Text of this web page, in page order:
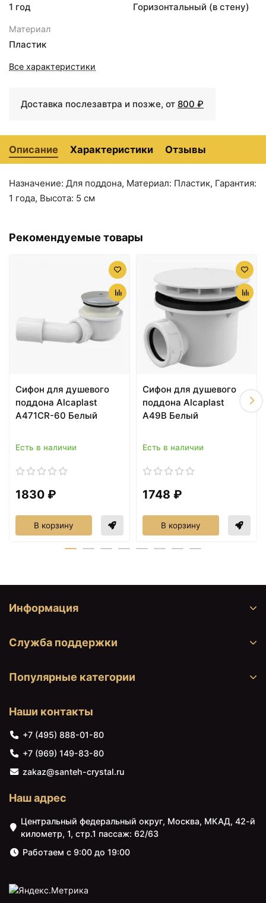
1 год Горизонтальный (в стену)
Материал
Пластик
Все характеристики
Доставка послезавтра и позже, от 800 ₽
Описание Характеристики Отзывы
Назначение: Для поддона, Материал: Пластик, Гарантия:
1 года, Высота: 5 см
Рекомендуемые товары
Сифон для душевого
поддона Alcaplast
A471CR-60 Белый
Есть в наличии
1830 ₽
В корзину
Сифон для душевого
поддона Alcaplast
A49B Белый
Есть в наличии
1748 ₽
В корзину
Информация
Служба поддержки
Популярные категории
Наши контакты
+7 (495) 888-01-80
+7 (969) 149-83-80
zakaz@santeh-crystal.ru
Наш адрес
Центральный федеральный округ, Москва, МКАД, 42-й
километр, 1, стр.1 пассаж: 62/63
Работаем с 9:00 до 19:00